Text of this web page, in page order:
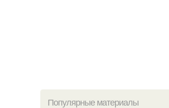
Популярные материалы